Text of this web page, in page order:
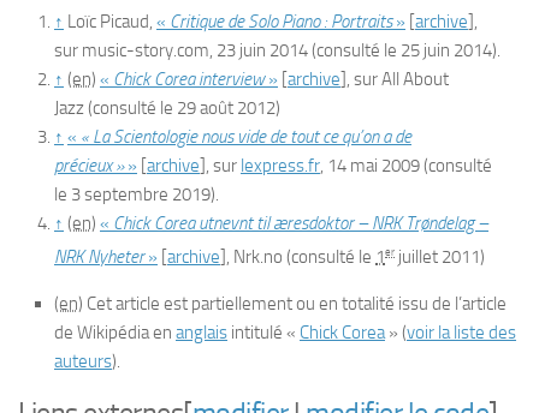
↑ Loïc Picaud, « Critique deSolo Piano : Portraits» archive ,
sur music-story.com, 23 juin 2014(consulté le 25 juin 2014).
↑ (en) « Chick Corea interview» archive , surAll About
Jazz(consulté le 29 août 2012)
↑ « « La Scientologie nous vide de tout ce qu’on a de
précieux »» archive , sur lexpress.fr, 14 mai 2009(consulté
le 3 septembre 2019).
↑ (en) « Chick Corea utnevnt til æresdoktor – NRK Trøndelag –
NRK Nyheter» archive , Nrk.no (consulté le 1er juillet 2011)
(en) Cet article est partiellement ou en totalité issu de l’article
de Wikipédia en anglais intitulé « Chick Corea» (voir la liste des
auteurs).